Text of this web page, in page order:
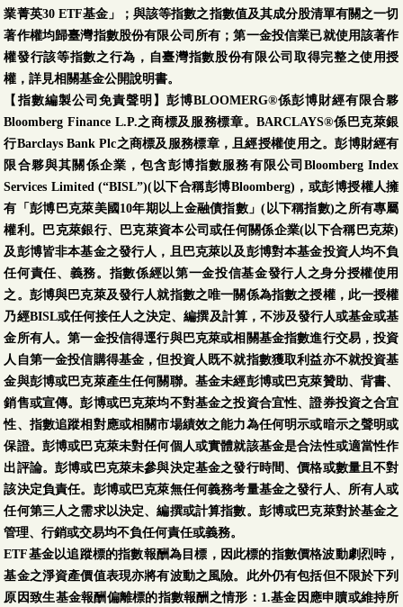
業菁英30 ETF基金」；與該等指數之指數值及其成分股清單有關之一切
著作權均歸臺灣指數股份有限公司所有；第一金投信業已就使用該著作
權發行該等指數之行為，自臺灣指數股份有限公司取得完整之使用授
權，詳見相關基金公開說明書。
【指數編製公司免責聲明】彭博BLOOMERG®係彭博財經有限合夥
Bloomberg Finance L.P.之商標及服務標章。BARCLAYS®係巴克萊銀
行Barclays Bank Plc之商標及服務標章，且經授權使用之。彭博財經有
限合夥與其關係企業，包含彭博指數服務有限公司Bloomberg Index
Services Limited (“BISL”)(以下合稱彭博Bloomberg)，或彭博授權人擁
有「彭博巴克萊美國10年期以上金融債指數」(以下稱指數)之所有專屬
權利。巴克萊銀行、巴克萊資本公司或任何關係企業(以下合稱巴克萊)
及彭博皆非本基金之發行人，且巴克萊以及彭博對本基金投資人均不負
任何責任、義務。指數係經以第一金投信基金發行人之身分授權使用
之。彭博與巴克萊及發行人就指數之唯一關係為指數之授權，此一授權
乃經BISL或任何接任人之決定、編撰及計算，不涉及發行人或基金或基
金所有人。第一金投信得逕行與巴克萊或相關基金指數進行交易，投資
人自第一金投信購得基金，但投資人既不就指數獲取利益亦不就投資基
金與彭博或巴克萊產生任何關聯。基金未經彭博或巴克萊贊助、背書、
銷售或宣傳。彭博或巴克萊均不對基金之投資合宜性、證券投資之合宜
性、指數追蹤相對應或相關市場績效之能力為任何明示或暗示之聲明或
保證。彭博或巴克萊未對任何個人或實體就該基金是合法性或適當性作
出評論。彭博或巴克萊未參與決定基金之發行時間、價格或數量且不對
該決定負責任。彭博或巴克萊無任何義務考量基金之發行人、所有人或
任何第三人之需求以決定、編撰或計算指數。彭博或巴克萊對於基金之
管理、行銷或交易均不負任何責任或義務。
ETF基金以追蹤標的指數報酬為目標，因此標的指數價格波動劇烈時，
基金之淨資產價值表現亦將有波動之風險。此外仍有包括但不限於下列
原因致生基金報酬偏離標的指數報酬之情形：1.基金因應申贖或維持所